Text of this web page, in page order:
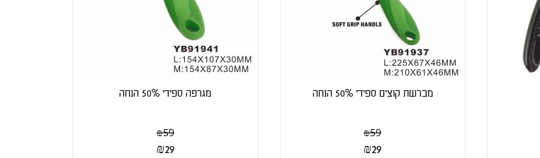
מברשת קוצים ספידי 50% הנחה
₪59
₪29
מגרפה ספידי 50% הנחה
₪59
₪29